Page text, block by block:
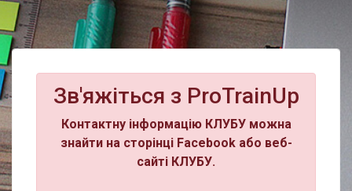
Зв'яжіться з ProTrainUp
Контактну інформацію КЛУБУ можна
знайти на сторінці Facebook або веб-
сайті КЛУБУ.